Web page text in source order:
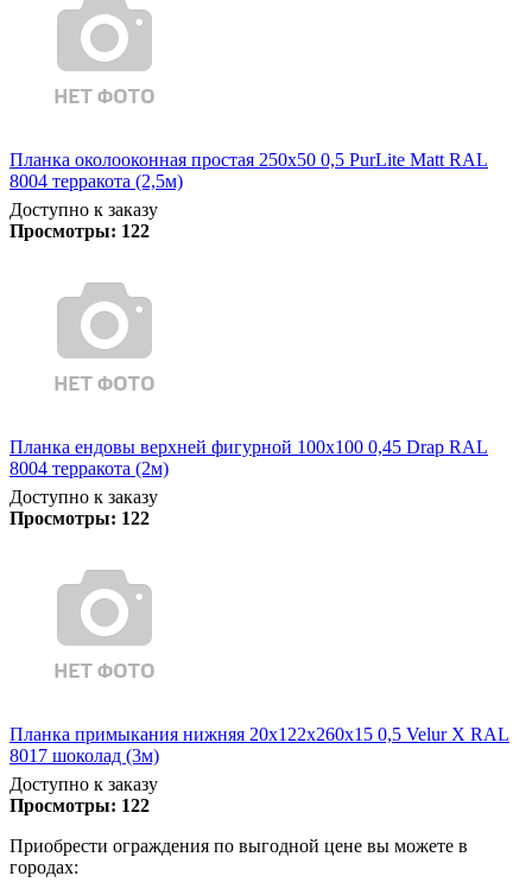
Планка околооконная простая 250х50 0,5 PurLite Matt RAL
8004 терракота (2,5м)
Доступно к заказу
Просмотры: 122
Планка ендовы верхней фигурной 100x100 0,45 Drap RAL
8004 терракота (2м)
Доступно к заказу
Просмотры: 122
Планка примыкания нижняя 20х122х260х15 0,5 Velur X RAL
8017 шоколад (3м)
Доступно к заказу
Просмотры: 122
Приобрести ограждения по выгодной цене вы можете в
городах: